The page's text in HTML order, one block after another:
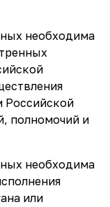
необходима
Российской
полномочий и
необходима
или